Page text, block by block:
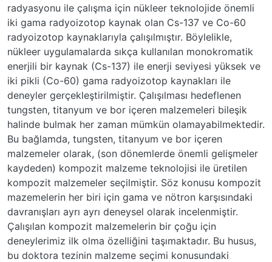
radyasyonu ile çalışma için nükleer teknolojide önemli
iki gama radyoizotop kaynak olan Cs-137 ve Co-60
radyoizotop kaynaklarıyla çalışılmıştır. Böylelikle,
nükleer uygulamalarda sıkça kullanılan monokromatik
enerjili bir kaynak (Cs-137) ile enerji seviyesi yüksek ve
iki pikli (Co-60) gama radyoizotop kaynakları ile
deneyler gerçekleştirilmiştir. Çalışılması hedeflenen
tungsten, titanyum ve bor içeren malzemeleri bileşik
halinde bulmak her zaman mümkün olamayabilmektedir.
Bu bağlamda, tungsten, titanyum ve bor içeren
malzemeler olarak, (son dönemlerde önemli gelişmeler
kaydeden) kompozit malzeme teknolojisi ile üretilen
kompozit malzemeler seçilmiştir. Söz konusu kompozit
mazemelerin her biri için gama ve nötron karşısındaki
davranışları ayrı ayrı deneysel olarak incelenmiştir.
Çalışılan kompozit malzemelerin bir çoğu için
deneylerimiz ilk olma özelliğini taşımaktadır. Bu husus,
bu doktora tezinin malzeme seçimi konusundaki